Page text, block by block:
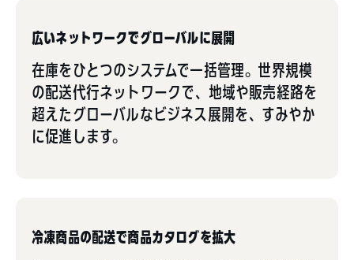
広いネットワークでグローバルに展開
在庫をひとつのシステムで一括管理。世界規模
の配送代行ネットワークで、地域や販売経路を
超えたグローバルなビジネス展開を、すみやか
に促進します。
冷凍商品の配送で商品カタログを拡大